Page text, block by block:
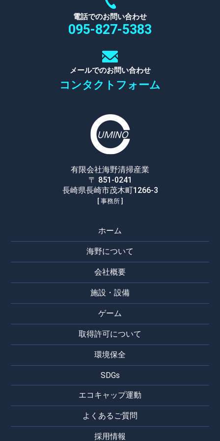
電話でのお問い合わせ
095-827-5383
メールでのお問い合わせ
コンタクトフォーム
有限会社海野清掃産業
〒 851-0241
長崎県長崎市茂木町1266-3
[ 事務所 ]
ホーム
海野について
会社概要
施設・設備
ゲーム
取得許可について
環境保全
SDGs
エコキャップ運動
よくあるご質問
採用情報